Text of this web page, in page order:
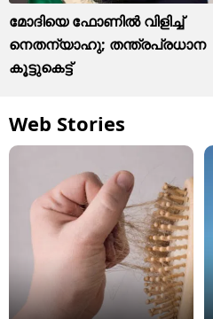
മോദിയെ ഫോണിൽ വിളിച്ച്
നെതന്യാഹു; തന്ത്രപ്രധാന
കൂട്ടുകെട്ട്
Web Stories